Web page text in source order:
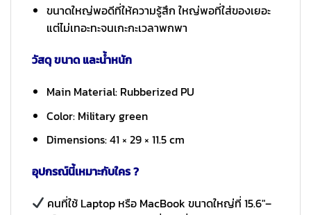
ขนาดใหญ่พอดีที่ให้ความรู้สึก ใหญ่พอที่ใส่ของเยอะ
แต่ไม่เทอะทะจนเกะกะเวลาพกพา
วัสดุ ขนาด และน้ำหนัก
Main Material: Rubberized PU
Color: Military green
Dimensions: 41 × 29 × 11.5 cm
อุปกรณ์นี้เหมาะกับใคร ?
คนที่ใช้ Laptop หรือ MacBook ขนาดใหญ่ที่ 15.6″–